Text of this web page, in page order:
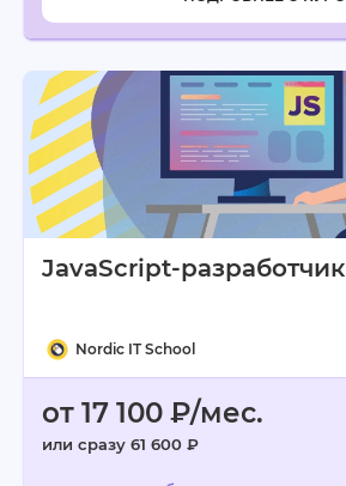
JavaScript-разработчик
Nordic IT School
от 17 100 ₽/мес.
или сразу 61 600 ₽